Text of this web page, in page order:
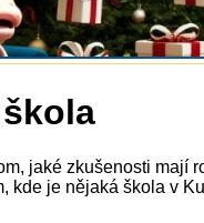
jaké zkušenosti mají
kde je nějaká škola v